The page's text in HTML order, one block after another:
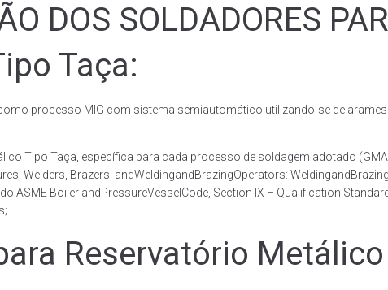
DOS SOLDADORES
Taça:
processo MIG com sistema semiautomático utilizando-se de
Tipo Taça, específica para cada processo de soldagem adotado
Welders, Brazers, andWeldingandBrazingOperators:
Boiler andPressureVesselCode, Section IX – Qualification
Reservatório